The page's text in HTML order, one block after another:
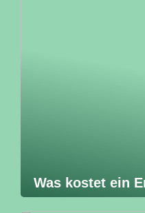
Was kostet ein